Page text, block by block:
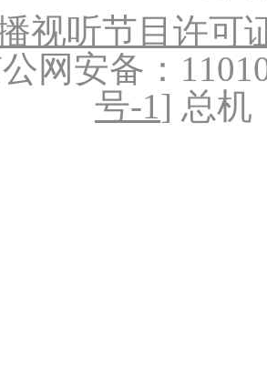
视听节目许可
网安备：
号-1] 总机